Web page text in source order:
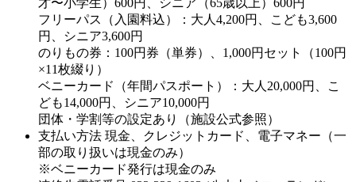
才〜小学生）600円、シニア（65歳以上）600円
フリーパス（入園料込）：大人4,200円、こども3,600
円、シニア3,600円
のりもの券：100円券（単券）、1,000円セット（100円
×11枚綴り）
ベニーカード（年間パスポート）：大人20,000円、こ
ども14,000円、シニア10,000円
団体・学割等の設定あり（施設公式参照）
支払い方法 現金、クレジットカード、電子マネー（一
部の取り扱いは現金のみ）
※ベニーカード発行は現金のみ